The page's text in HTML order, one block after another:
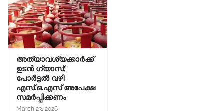
അത്യാവശ്യക്കാർക്ക്
ഉടൻ ഗ്യാസ്;
പോർട്ടൽ വഴി
എസ്.ഒ.എസ് അപേക്ഷ
സമർപ്പിക്കണം
March 23, 2026